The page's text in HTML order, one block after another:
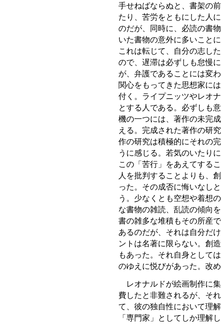
手せねばならぬと、書架の
たり、苦労をともにした人
のだが、同時に、必読の書
いた書物の意外に多いこと
これは転じて、自分の志し
ので、遅滞は必ずしも怠慢
が、弁護であることには変
関心をもってきた思想家に
付く。ライプニッツやレオ
とする人である。必ずしも
機の一つには、著作の未完
える。完成された著作の研
作の研究は積極的にそれの
うに感じる。若気のいたり
この「苦行」をあえてする
人を批判することよりも、
った。その成否に悔いなし
う。少なくとも空想や着想
な書物の雑読、乱読の傾向
書の雑多な堆積もその所産
あるのだが、それは自分だ
ントは名著に限らない。創
もあった。それ自身として
のゆえに悦びがあった。改
レオナルドが絵画制作に
費したと非難されるが、そ
て、彼の独自性において理
「専門家」としてしか理解